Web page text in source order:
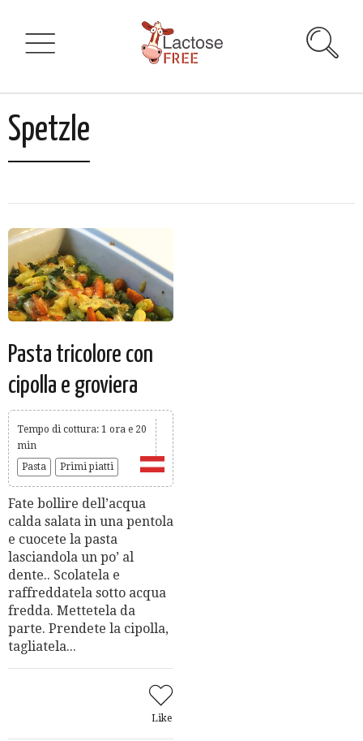
Spetzle
Pasta tricolore con
cipolla e groviera
Tempo di cottura: 1 ora e 20
min
Pasta
Primi piatti
Fate bollire dell’acqua
calda salata in una pentola
e cuocete la pasta
lasciandola un po’ al
dente.. Scolatela e
raffreddatela sotto acqua
fredda. Mettetela da
parte. Prendete la cipolla,
tagliatela...
Like